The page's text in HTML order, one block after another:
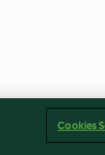
Cookies